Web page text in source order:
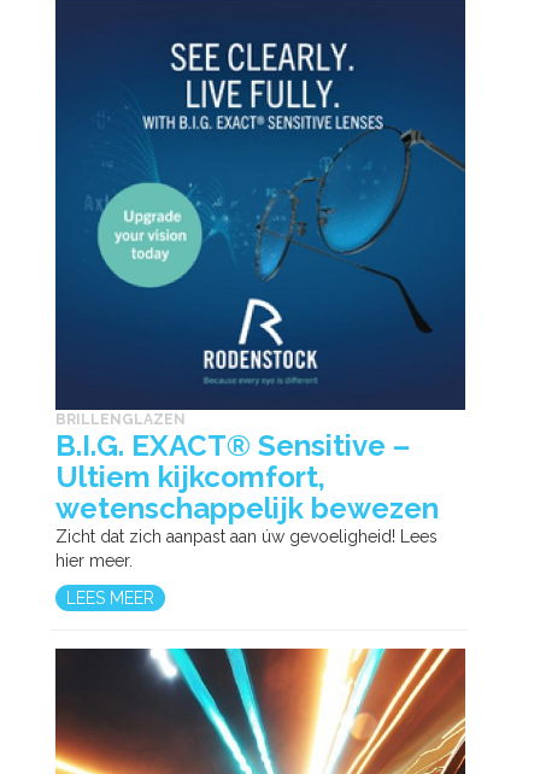
BRILLENGLAZEN
B.I.G. EXACT® Sensitive –
Ultiem kijkcomfort,
wetenschappelijk bewezen
Zicht dat zich aanpast aan úw gevoeligheid! Lees
hier meer.
LEES MEER